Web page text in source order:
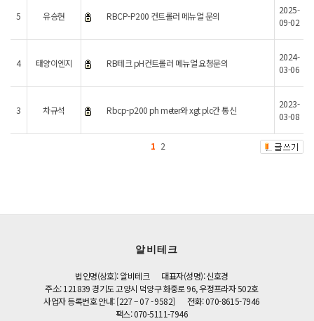
5 유승현 RBCP-P200 컨트롤러 메뉴얼 문의
2025-
09-02
4 태양이엔지 RB테크 pH컨트롤러 메뉴얼 요청문의
2024-
03-06
3 차규석 Rbcp-p200 ph meter와 xgt plc간 통신
2023-
03-08
1 2
알비테크
법인명(상호): 알비테크
대표자(성명): 신호경
주소: 121839 경기도 고양시 덕양구 화중로 96, 우정프라자 502호
사업자 등록번호 안내: [227 – 07 - 9582]
전화: 070-8615-7946
팩스: 070-5111-7946